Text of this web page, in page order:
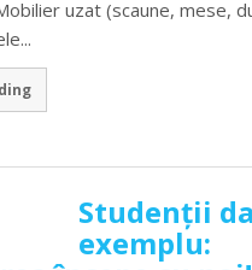
uzat (scaune, mese,
Studenții
exemplu: